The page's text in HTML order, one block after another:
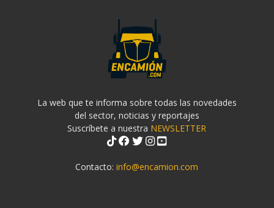
La web que te informa sobre todas las novedades
del sector, noticias y reportajes
Suscríbete a nuestra NEWSLETTER
Contacto:info@encamion.com